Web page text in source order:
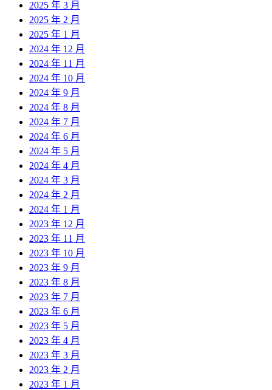
2025 年 3 月
2025 年 2 月
2025 年 1 月
2024 年 12 月
2024 年 11 月
2024 年 10 月
2024 年 9 月
2024 年 8 月
2024 年 7 月
2024 年 6 月
2024 年 5 月
2024 年 4 月
2024 年 3 月
2024 年 2 月
2024 年 1 月
2023 年 12 月
2023 年 11 月
2023 年 10 月
2023 年 9 月
2023 年 8 月
2023 年 7 月
2023 年 6 月
2023 年 5 月
2023 年 4 月
2023 年 3 月
2023 年 2 月
2023 年 1 月